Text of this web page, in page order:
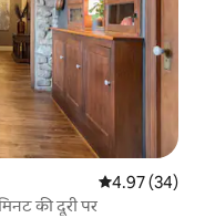
औसत रेटिंग 5 में
4.97 (34)
की दूरी पर